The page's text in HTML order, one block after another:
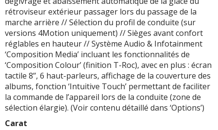
rétroviseur extérieur passager lors du passage de la
marche arrière // Sélection du profil de conduite (sur
versions 4Motion uniquement) // Sièges avant confort
réglables en hauteur // Système Audio & Infotainment
‘Composition Media’ incluant les fonctionnalités de
‘Composition Colour’ (finition T-Roc), avec en plus : écran
tactile 8’’, 6 haut-parleurs, affichage de la couverture des
albums, fonction ‘Intuitive Touch’ permettant de faciliter
la commande de l’appareil lors de la conduite (zone de
sélection élargie). (Voir contenu détaillé dans ‘Options’)
Carat